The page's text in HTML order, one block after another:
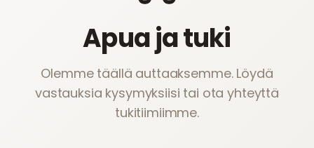
Apua ja tuki
Olemme täällä auttaaksemme. Löydä
vastauksia kysymyksiisi tai ota yhteyttä
tukitiimiimme.